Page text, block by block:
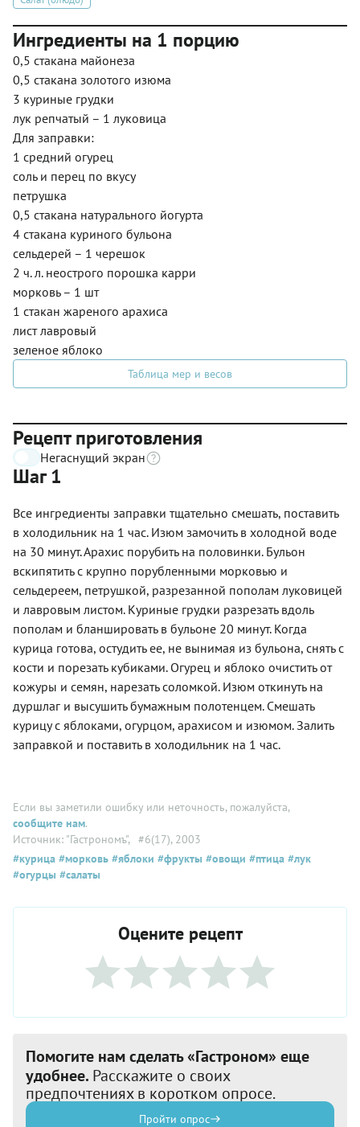
Ингредиенты на 1 порцию
0,5 стакана майонеза
0,5 стакана золотого изюма
3 куриные грудки
лук репчатый – 1 луковица
Для заправки:
1 средний огурец
соль и перец по вкусу
петрушка
0,5 стакана натурального йогурта
4 стакана куриного бульона
сельдерей – 1 черешок
2 ч. л. неострого порошка карри
морковь – 1 шт
1 стакан жареного арахиса
лист лавровый
зеленое яблоко
Таблица мер и весов
Рецепт приготовления
Негаснущий экран
Шаг 1
Все ингредиенты заправки тщательно смешать, поставить
в холодильник на 1 час. Изюм замочить в холодной воде
на 30 минут. Арахис порубить на половинки. Бульон
вскипятить с крупно порубленными морковью и
сельдереем, петрушкой, разрезанной пополам луковицей
и лавровым листом. Куриные грудки разрезать вдоль
пополам и бланшировать в бульоне 20 минут. Когда
курица готова, остудить ее, не вынимая из бульона, снять с
кости и порезать кубиками. Огурец и яблоко очистить от
кожуры и семян, нарезать соломкой. Изюм откинуть на
дуршлаг и высушить бумажным полотенцем. Смешать
курицу с яблоками, огурцом, арахисом и изюмом. Залить
заправкой и поставить в холодильник на 1 час.
Если вы заметили ошибку или неточность, пожалуйста,
сообщите нам.
Источник: "Гастрономъ", #6(17), 2003
#курица #морковь #яблоки #фрукты #овощи #птица #лук
#огурцы #салаты
Оцените рецепт
Помогите нам сделать «Гастроном» еще
удобнее. Расскажите о своих
предпочтениях в коротком опросе.
Пройти опрос